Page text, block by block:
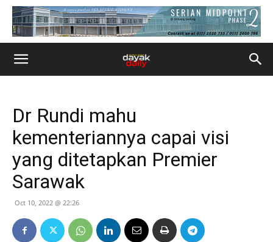
Dr Rundi mahu
kementeriannya capai visi
yang ditetapkan Premier
Sarawak
Oct 10, 2022 @ 22:26